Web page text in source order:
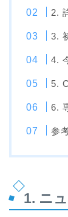
2.
3.
4.
5.
6.
参
1. ニ